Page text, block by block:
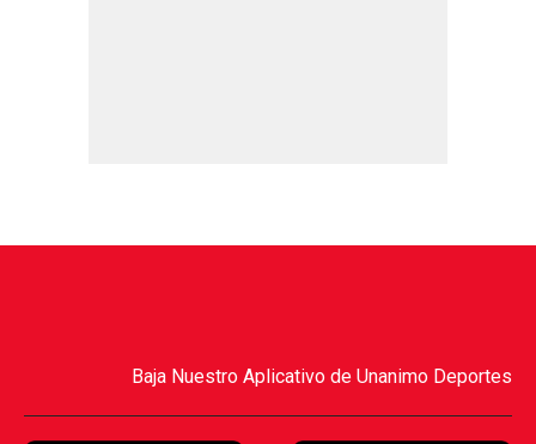
Baja Nuestro Aplicativo de Unanimo Deportes